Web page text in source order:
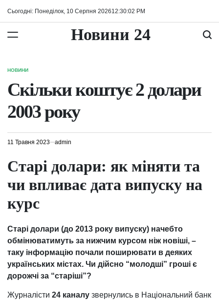
Сьогодні: Понеділок, 10 Серпня 202612:30:03 PM
Новини 24
ОПУБЛІКУВАТИ
НОВИНИ
Скільки коштує 2 долари
2003 року
11 Травня 2023 admin
Старі долари: як міняти та
чи впливає дата випуску на
курс
Старі долари (до 2013 року випуску) начебто
обмінюватимуть за нижчим курсом ніж новіші, –
таку інформацію почали поширювати в деяких
українських містах. Чи дійсно “молодші” гроші є
дорожчі за “старіші”?
Журналісти 24 каналу звернулись в Національний банк